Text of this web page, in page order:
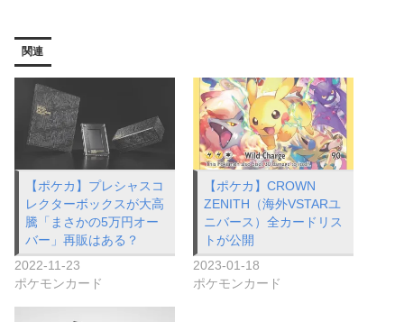
関連
【ポケカ】プレシャスコ
レクターボックスが大高
騰「まさかの5万円オー
バー」再販はある？
2022-11-23
ポケモンカード
【ポケカ】CROWN
ZENITH（海外VSTARユ
ニバース）全カードリス
トが公開
2023-01-18
ポケモンカード